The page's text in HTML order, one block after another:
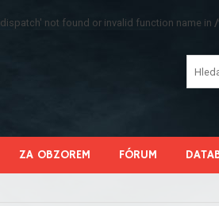
not found or invalid function name in
ZA OBZOREM FÓRUM